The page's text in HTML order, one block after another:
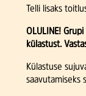
Telli lisaks
OLULINE!
külastust.
Külastuse
saavutamiseks